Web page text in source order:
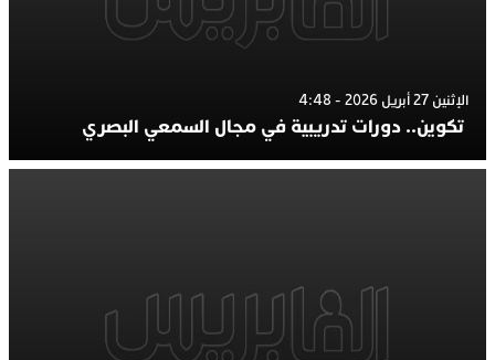
الإثنين 27 أبريل 2026 - 4:48
تكوين.. دورات تدريبية في مجال السمعي البصري